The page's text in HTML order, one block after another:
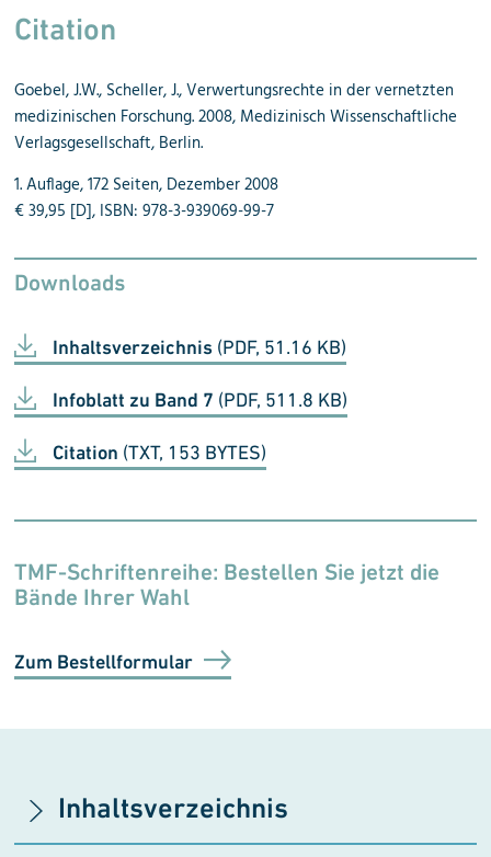
Citation
Goebel, J.W., Scheller, J., Verwertungsrechte in der vernetzten
medizinischen Forschung. 2008, Medizinisch Wissenschaftliche
Verlagsgesellschaft, Berlin.
1. Auflage, 172 Seiten, Dezember 2008
€ 39,95 [D], ISBN: 978-3-939069-99-7
Downloads
Inhaltsverzeichnis (PDF, 51.16 KB)
Infoblatt zu Band 7 (PDF, 511.8 KB)
Citation (TXT, 153 BYTES)
TMF-Schriftenreihe: Bestellen Sie jetzt die
Bände Ihrer Wahl
Zum Bestellformular
Inhaltsverzeichnis